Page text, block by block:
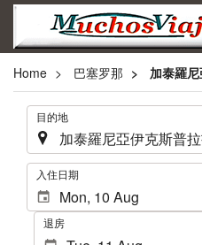
Home 巴塞罗那 加泰羅
. 目的地
. 入住日期
退房